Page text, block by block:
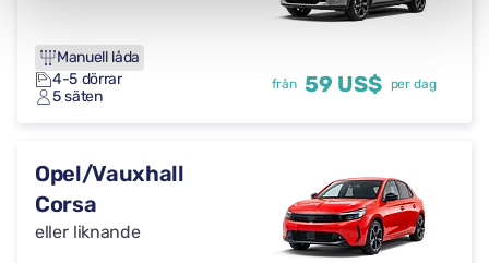
Manuell låda
4-5 dörrar
5 säten
från 59 US$ per dag
Opel/Vauxhall
Corsa
eller liknande